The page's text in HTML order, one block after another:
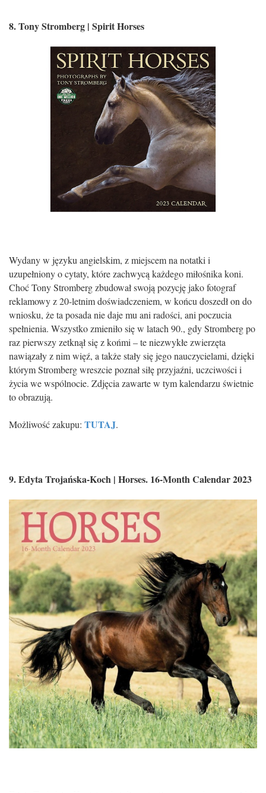
8.Tony Stromberg | Spirit Horses
Wydany w języku angielskim, z miejscem na notatki i
uzupełniony o cytaty, które zachwycą każdego miłośnika koni.
Choć Tony Stromberg zbudował swoją pozycję jako fotograf
reklamowy z 20-letnim doświadczeniem, w końcu doszedł on do
wniosku, że ta posada nie daje mu ani radości, ani poczucia
spełnienia. Wszystko zmieniło się w latach 90., gdy Stromberg po
raz pierwszy zetknął się z końmi – te niezwykłe zwierzęta
nawiązały z nim więź, a także stały się jego nauczycielami, dzięki
którym Stromberg wreszcie poznał siłę przyjaźni, uczciwości i
życia we wspólnocie. Zdjęcia zawarte w tym kalendarzu świetnie
to obrazują.
Możliwość zakupu: TUTAJ.
9.Edyta Trojańska-Koch | Horses. 16-Month Calendar 2023